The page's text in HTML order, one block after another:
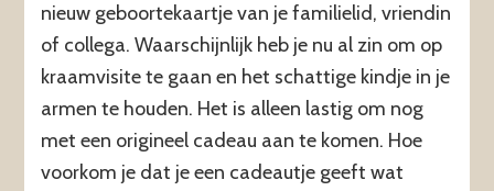
nieuw geboortekaartje van je familielid, vriendin
of collega. Waarschijnlijk heb je nu al zin om op
kraamvisite te gaan en het schattige kindje in je
armen te houden. Het is alleen lastig om nog
met een origineel cadeau aan te komen. Hoe
voorkom je dat je een cadeautje geeft wat